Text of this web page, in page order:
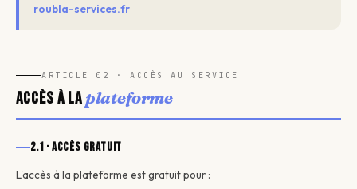
roubla-services.fr
ARTICLE 02 · ACCÈS AU SERVICE
Accès à la plateforme
2.1 · Accès gratuit
L'accès à la plateforme est gratuit pour :